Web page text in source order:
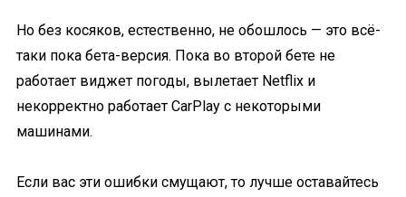
Но без косяков, естественно, не обошлось — это всё-
таки пока бета-версия. Пока во второй бете не
работает виджет погоды, вылетает Netflix и
некорректно работает CarPlay с некоторыми
машинами.
Если вас эти ошибки смущают, то лучше оставайтесь